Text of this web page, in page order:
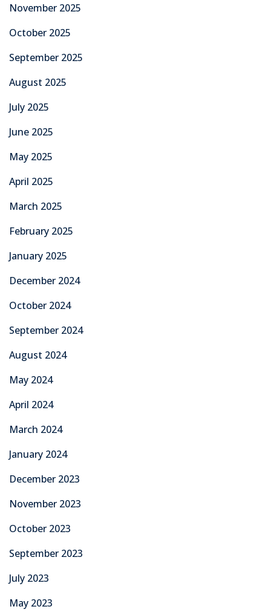
November 2025
October 2025
September 2025
August 2025
July 2025
June 2025
May 2025
April 2025
March 2025
February 2025
January 2025
December 2024
October 2024
September 2024
August 2024
May 2024
April 2024
March 2024
January 2024
December 2023
November 2023
October 2023
September 2023
July 2023
May 2023